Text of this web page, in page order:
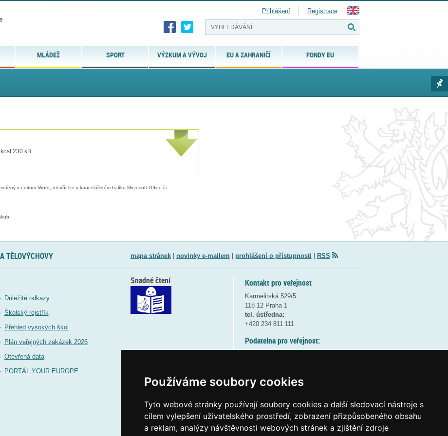
Používáme soubory cookies
Tyto webové stránky používají soubory cookies a další sledovací nástroje s
cílem vylepšení uživatelského prostředí, zobrazení přizpůsobeného obsahu
a reklam, analýzy návštěvnosti webových stránek a zjištění zdroje
MLÁDEŽ SPORT VÝZKUM A VÝVOJ EU A ZAHRANIČÍ FONDY EU
Přihlášení Registrace
230 kB
v editoru Word, otevřít lze v kancelářském balíku Microsoft Office či
TĚLOVÝCHOVY mapa stránek| novinky e-mailem prohlášení o přístupnosti RSS
Důležité odkazy
Školský rejstřík
Přehled vysokých škol
Plán veřejných zakázek 2026
Otevřená data
PORTÁL YOUR EUROPE
Kontakt pro veřejnost
Karmelitská 529/5
118 12 Praha 1
tel. ústředna:
+420 234 811 111
Podatelna pro veřejnost:
(více informací
Elektronická podatelna:
posta@msmtgov cz
Snadné čtení